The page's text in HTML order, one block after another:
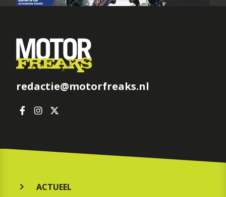
redactie@motorfreaks.nl
ACTUEEL